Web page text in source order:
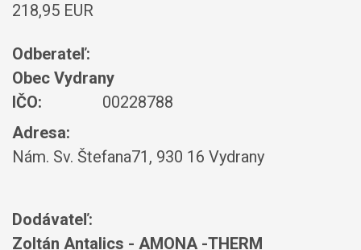
218,95 EUR
Odberateľ:
Obec Vydrany
IČO:
00228788
Adresa:
Nám. Sv. Štefana71, 930 16 Vydrany
Dodávateľ:
Zoltán Antalics - AMONA -THERM